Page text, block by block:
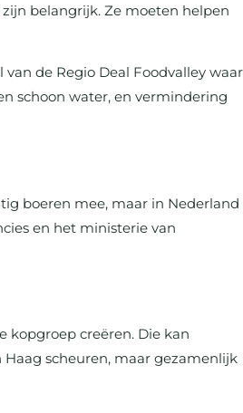
belangrijk. Ze moeten helpen
de Regio Deal Foodvalley waar
schoon water, en vermindering
boeren mee, maar in Nederland
en het ministerie van
kopgroep creëren. Die kan
scheuren, maar gezamenlijk